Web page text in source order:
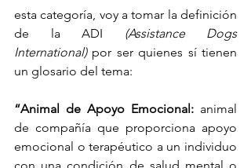
esta categoría, voy a tomar la definición
de la ADI (Assistance Dogs
International) por ser quienes sí tienen
un glosario del tema:
“Animal de Apoyo Emocional: animal
de compañía que proporciona apoyo
emocional o terapéutico a un individuo